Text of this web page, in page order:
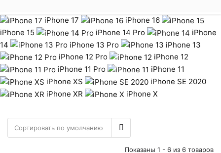
iPhone 17
iPhone 16
iPhone 15
iPhone 14 Pro
iPhone
14
iPhone 13 Pro
iPhone 13
iPhone 12 Pro
iPhone 12
iPhone 11 Pro
iPhone 11
iPhone XS
iPhone SE 2020
iPhone XR
iPhone X
Показаны 1 - 6 из 6 товаров